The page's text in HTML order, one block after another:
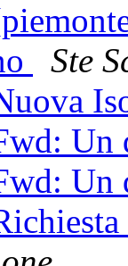
Ste
Un
Un